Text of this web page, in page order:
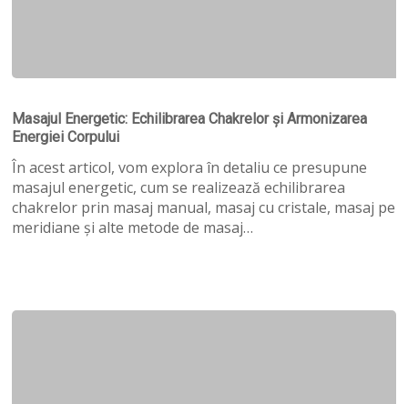
Energetic:
Echilibrarea
Chakrelor
și
Armonizarea
Energiei
Corpului
Masajul Energetic: Echilibrarea Chakrelor și Armonizarea
Energiei Corpului
În acest articol, vom explora în detaliu ce presupune
masajul energetic, cum se realizează echilibrarea
chakrelor prin masaj manual, masaj cu cristale, masaj pe
meridiane și alte metode de masaj…